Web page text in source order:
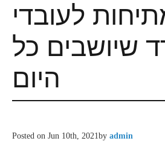
לעובדי
שיושבים כל
היום
Posted on Jun 10th, 2021by admin